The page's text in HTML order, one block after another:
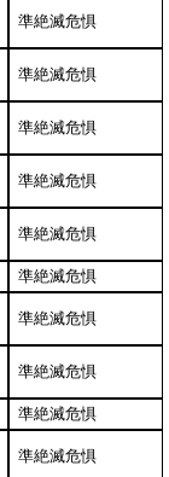
準絶滅危惧
準絶滅危惧
準絶滅危惧
準絶滅危惧
準絶滅危惧
準絶滅危惧
準絶滅危惧
準絶滅危惧
準絶滅危惧
準絶滅危惧